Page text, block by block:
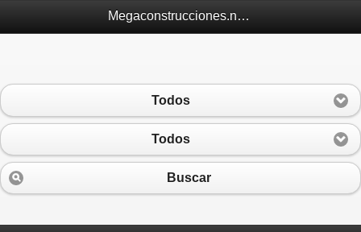
Megaconstrucciones.net Móvil
Todos
Todos
Buscar